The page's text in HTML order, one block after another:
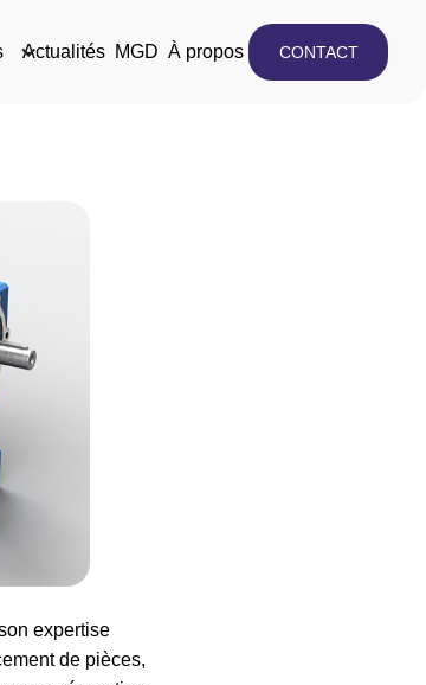
Actualités MGD À propos CONTACT
expertise
de pièces,